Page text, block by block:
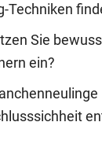
Techniken
Sie
ein?